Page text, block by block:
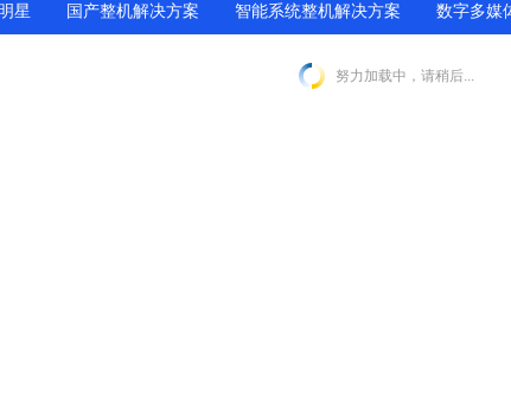
星 国产整机解决方案 智能系统整机解决方案 数字多媒
努力加载中，请稍后...